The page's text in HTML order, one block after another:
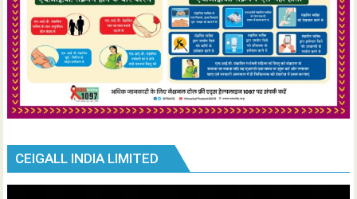
CEIGALL INDIA LIMITED